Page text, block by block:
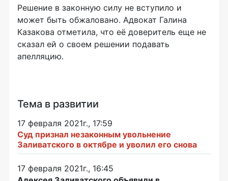
Решение в законную силу не вступило и
может быть обжаловано. Адвокат Галина
Казакова отметила, что её доверитель еще не
сказал ей о своем решении подавать
апелляцию.
Тема в развитии
17 февраля 2021г., 17:59
Суд признал незаконным увольнение
Заливатского в октябре и уволил его снова
17 февраля 2021г., 16:45